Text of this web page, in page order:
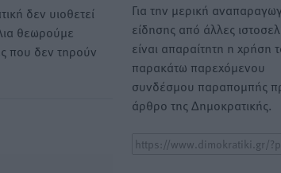
δεν υιοθετεί
θεωρούμε
που δεν τηρούν
Για την μερική
είδησης από άλλες
είναι απαραίτητη η χρήση
παρακάτω παρεχόμενου
συνδέσμου παραπομπής
άρθρο της Δημοκρατικής.